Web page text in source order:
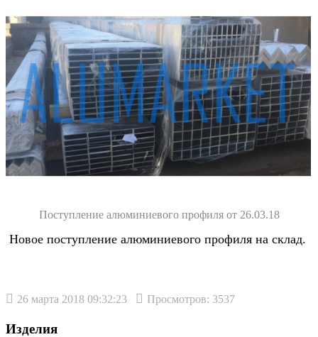
Поступление алюминиевого профиля от 26.03.18
Новое поступление алюминиевого профиля на склад.
26 марта 2018 09:32:23 Просмотров: 3537
Изделия